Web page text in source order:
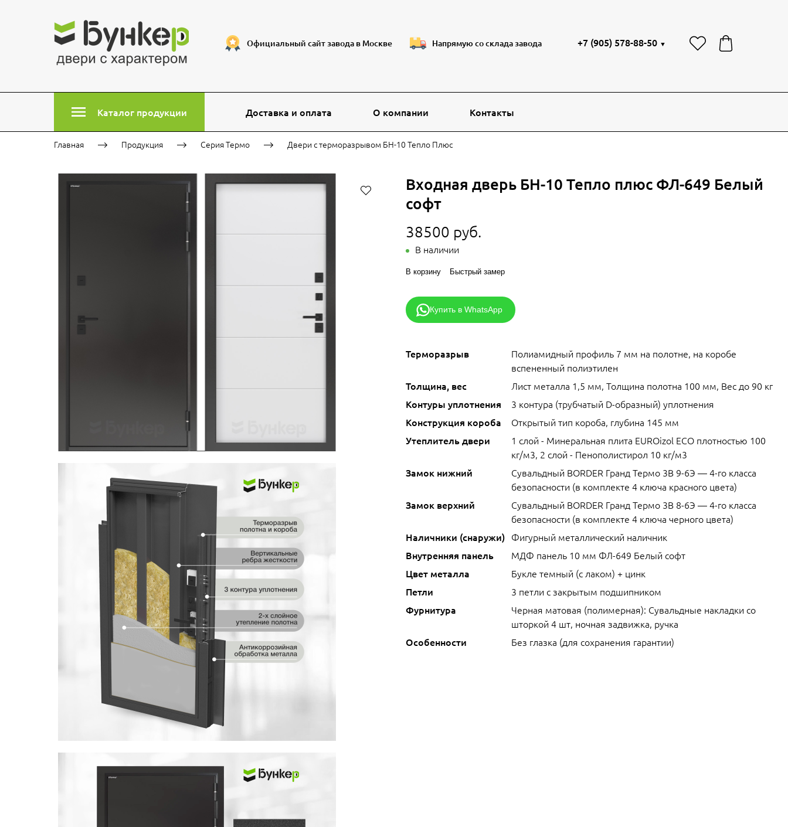
Официальный сайт завода в Москве Напрямую со склада завода +7 (905) 578-88-50 ▼
Каталог продукции Доставка и оплата О компании Контакты
Главная Продукция Серия Термо Двери с терморазрывом БН-10 Тепло Плюс
Входная дверь БН-10 Тепло плюс ФЛ-649 Белый
софт
38500 руб.
В наличии
В корзину Быстрый замер
Купить в WhatsApp
Терморазрыв
Полиамидный профиль 7 мм на полотне, на коробе
вспененный полиэтилен
Толщина, вес
Лист металла 1,5 мм, Толщина полотна 100 мм, Вес до 90 кг
Контуры уплотнения
3 контура (трубчатый D-образный) уплотнения
Конструкция короба
Открытый тип короба, глубина 145 мм
Утеплитель двери
1 слой - Минеральная плита EUROizol ECO плотностью 100
кг/м3, 2 слой - Пенополистирол 10 кг/м3
Замок нижний
Сувальдный BORDER Гранд Термо 3В 9-6Э — 4-го класса
безопасности (в комплекте 4 ключа красного цвета)
Замок верхний
Сувальдный BORDER Гранд Термо 3В 8-6Э — 4-го класса
безопасности (в комплекте 4 ключа черного цвета)
Наличники (снаружи) Фигурный металлический наличник
Внутренняя панель
МДФ панель 10 мм ФЛ-649 Белый софт
Цвет металла
Букле темный (с лаком) + цинк
Петли
3 петли с закрытым подшипником
Фурнитура
Черная матовая (полимерная): Сувальдные накладки со
шторкой 4 шт, ночная задвижка, ручка
Особенности
Без глазка (для сохранения гарантии)